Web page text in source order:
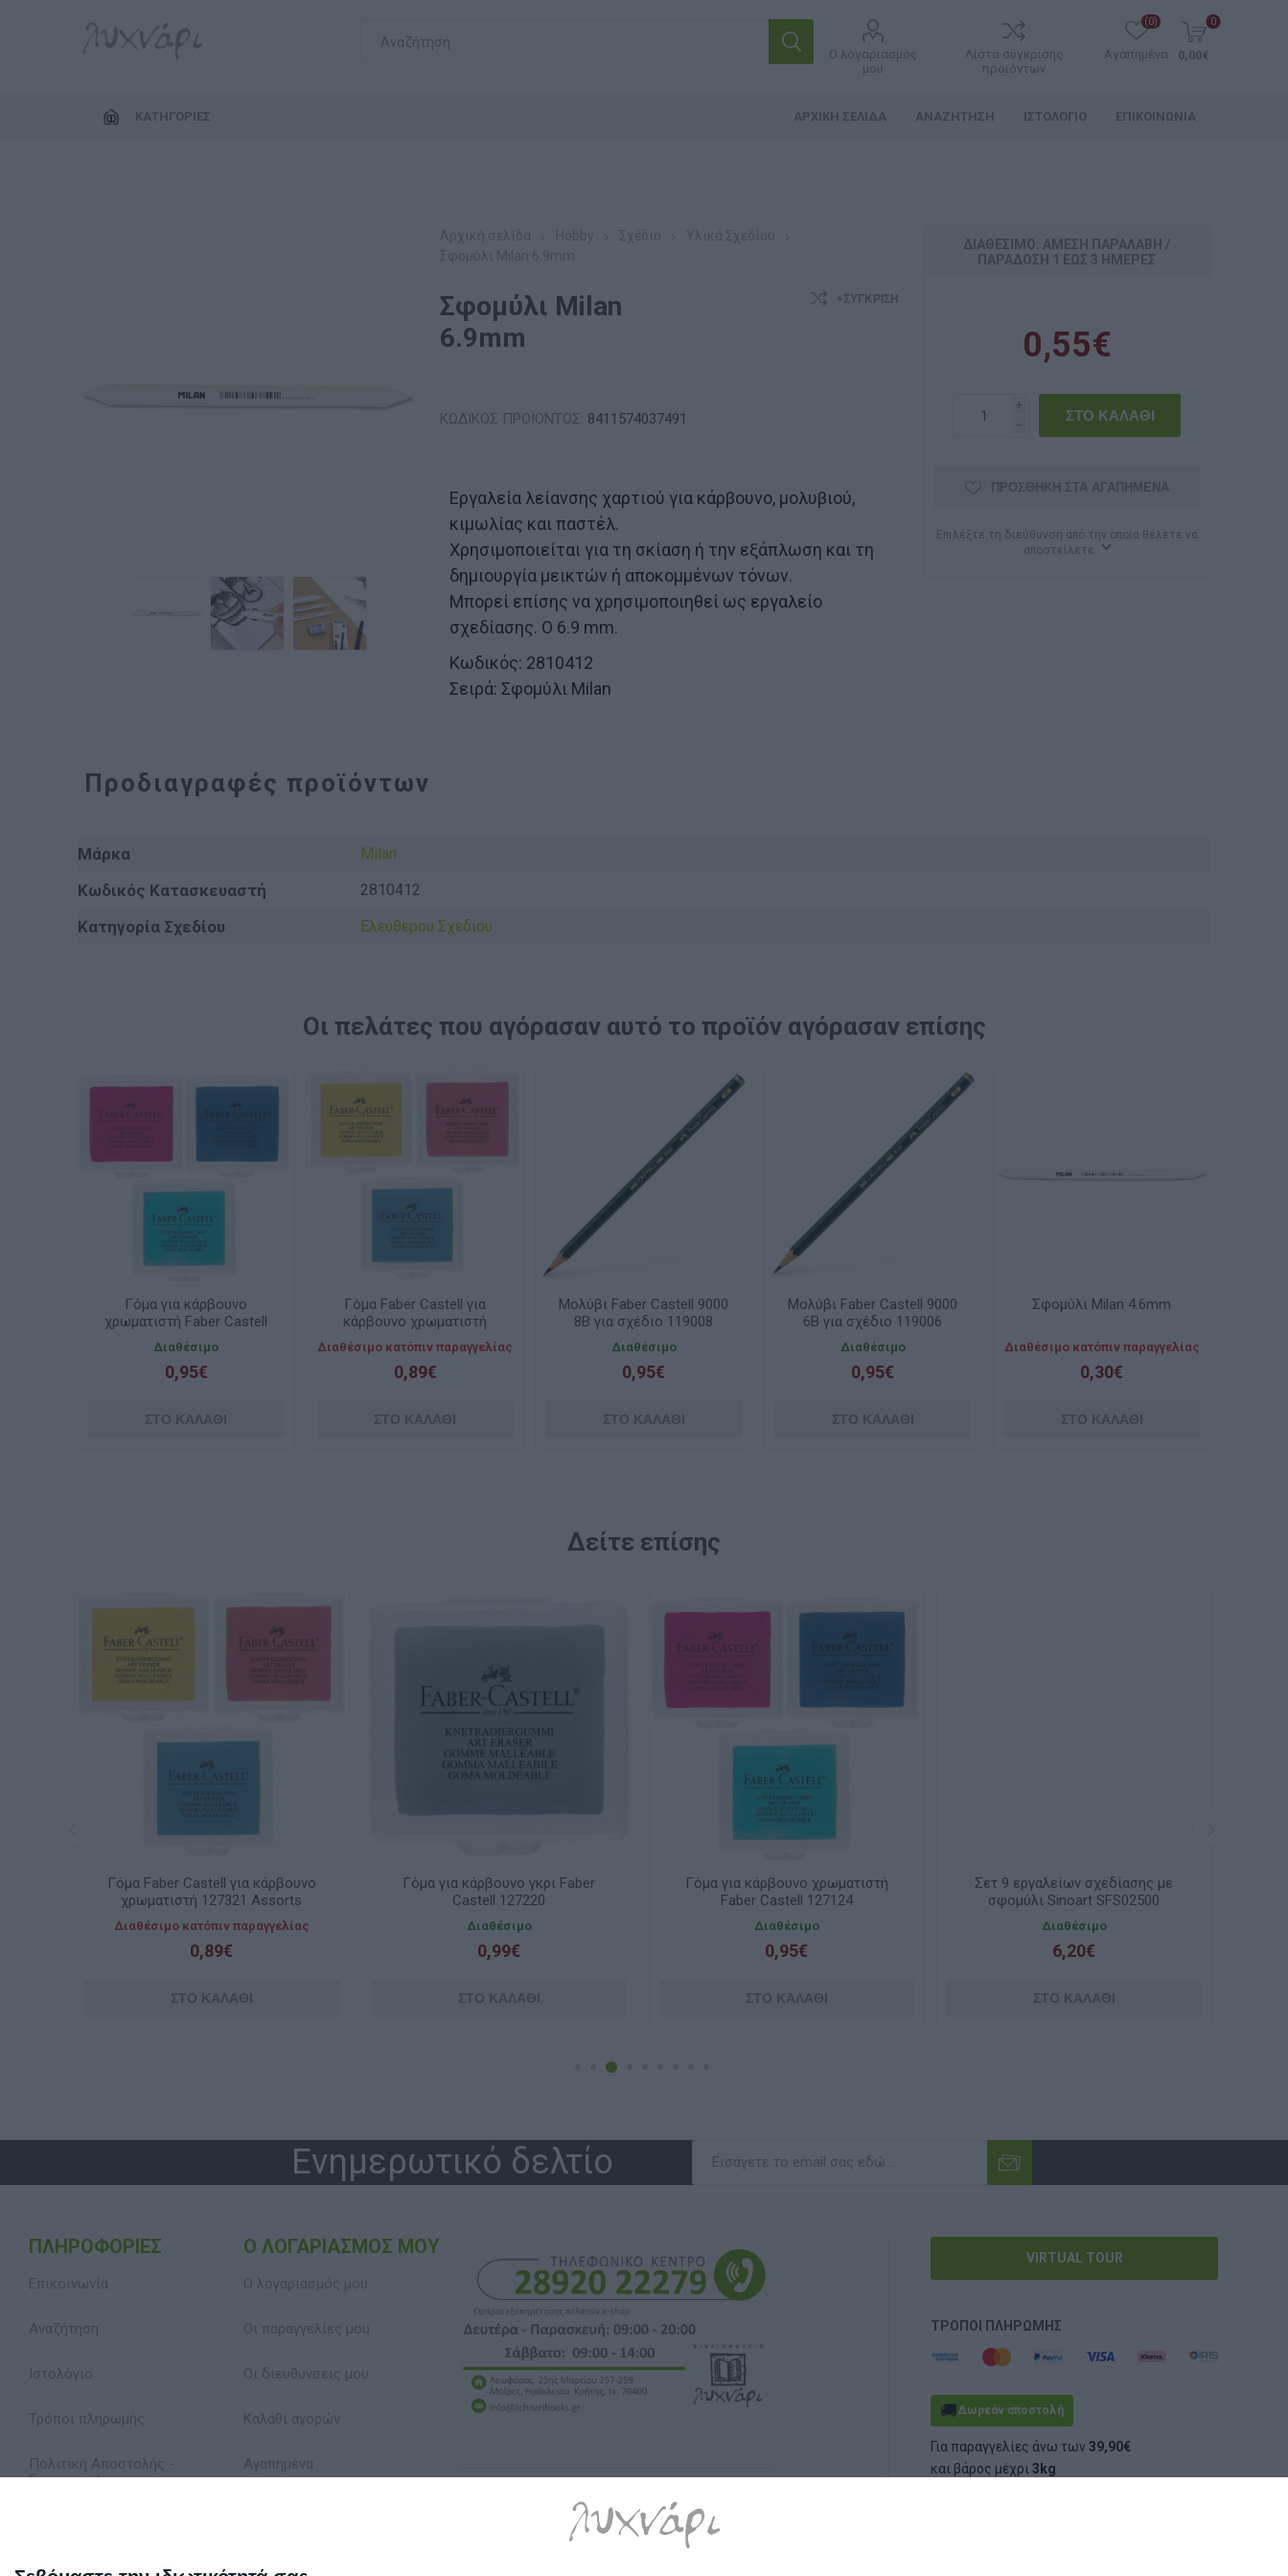
Ο λογαριασμός
μου
Λίστα σύγκρισης
προϊόντων
Αγαπημένα
(0) 0
0,00€
ΚΑΤΗΓΟΡΊΕΣ ΑΡΧΙΚΉ ΣΕΛΊΔΑ ΑΝΑΖΉΤΗΣΗ ΙΣΤΟΛΌΓΙΟ ΕΠΙΚΟΙΝΩΝΊΑ
Σφομύλι Milan
6.9mm
+ΣΎΓΚΡΙΣΗ
ΚΩΔΙΚΟΣ ΠΡΟΪΟΝΤΟΣ: 8411574037491
Εργαλεία λείανσης χαρτιού για κάρβουνο, μολυβιού,
κιμωλίας και παστέλ.
Χρησιμοποιείται για τη σκίαση ή την εξάπλωση και τη
δημιουργία μεικτών ή αποκομμένων τόνων.
Μπορεί επίσης να χρησιμοποιηθεί ως εργαλείο
σχεδίασης. O 6.9 mm.
Κωδικός: 2810412
Σειρά: Σφομύλι Milan
ΔΙΑΘΈΣΙΜΟ: ΆΜΕΣΗ ΠΑΡΑΛΑΒΉ /
ΠΑΡΆΔOΣΗ 1 ΈΩΣ 3 ΗΜΈΡΕΣ
0,55€
i
h
ΠΡΟΣΘΉΚΗ ΣΤΑ ΑΓΑΠΗΜΈΝΑ
Επιλέξτε τη διεύθυνση από την οποία θέλετε να
αποστείλετε
Προδιαγραφές προϊόντων
Μάρκα Milan
Κωδικός Κατασκευαστή 2810412
Κατηγορία Σχεδίου Ελεύθερου Σχεδίου
Οι πελάτες που αγόρασαν αυτό το προϊόν αγόρασαν επίσης
Γόμα για κάρβουνο
χρωματιστή Faber Castell
127124
Διαθέσιμο
0,95€
Γόμα Faber Castell για
κάρβουνο χρωματιστή
127321 Assorts
Διαθέσιμο κατόπιν παραγγελίας
0,89€
Μολύβι Faber Castell 9000
8B για σχέδιο 119008
Διαθέσιμο
0,95€
Μολύβι Faber Castell 9000
6B για σχέδιο 119006
Διαθέσιμο
0,95€
Σφομύλι Milan 4.6mm
Διαθέσιμο κατόπιν παραγγελίας
0,30€
Δείτε επίσης
Γόμα Faber Castell για κάρβουνο
χρωματιστή 127321 Assorts
Διαθέσιμο κατόπιν παραγγελίας
0,89€
Γόμα για κάρβουνο γκρι Faber
Castell 127220
Διαθέσιμο
0,99€
Γόμα για κάρβουνο χρωματιστή
Faber Castell 127124
Διαθέσιμο
0,95€
Σετ 9 εργαλείων σχεδίασης με
σφομύλι Sinoart SFS02500
Διαθέσιμο
6,20€
Ενημερωτικό δελτίο
ΠΛΗΡΟΦΟΡΊΕΣ
Επικοινωνία
Αναζήτηση
Ιστολόγιο
Τρόποι πληρωμής
Πολιτική Αποστολής -
Επιστροφών
Όροι Χρήσης
Ο ΛΟΓΑΡΙΑΣΜΌΣ ΜΟΥ
Ο λογαριασμός μου
Οι παραγγελίες μου
Οι διευθύνσεις μου
Καλάθι αγορών
Αγαπημένα
VIRTUAL TOUR
ΤΡΌΠΟΙ ΠΛΗΡΩΜΉΣ
🚚Δωρεάν αποστολή
Για παραγγελίες άνω των39,90€
και βάρος μέχρι3kg